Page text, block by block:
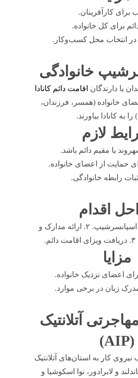
برای کارآفرینان.
برای کل خانواده.
در انتخاب محل کسب‌وکار.
یا دارندگان اقامت دائم کانادا
خانواده (همسر، فرزندان،
را به کانادا بیاورند.
لازم
یا مقیم دائم باشد.
حمایت از اعضای خانواده.
رابطه خانوادگی.
اقدام
۱. ارائه درخواست اسپانسرشیپ. ۲. ارائه مدارک و
مزایا
اعضای نزدیک خانواده.
مدرک زبان در برخی موارد.
آتلانتیک
(AIP)
نیروی کار به استان‌های آتلانتیک
و لابرادور، نوا اسکوشیا و